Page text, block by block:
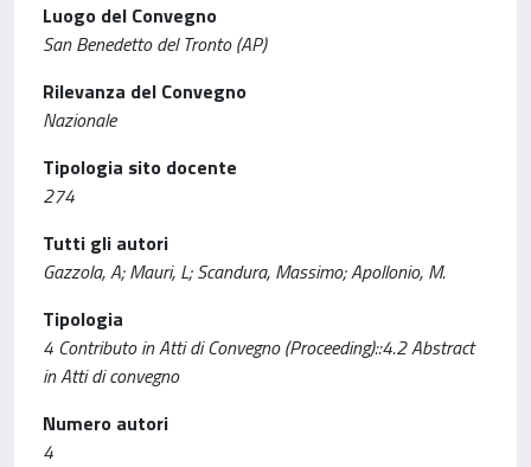
Luogo del Convegno
San Benedetto del Tronto (AP)
Rilevanza del Convegno
Nazionale
Tipologia sito docente
274
Tutti gli autori
Gazzola, A; Mauri, L; Scandura, Massimo; Apollonio, M.
Tipologia
4 Contributo in Atti di Convegno (Proceeding)::4.2 Abstract
in Atti di convegno
Numero autori
4